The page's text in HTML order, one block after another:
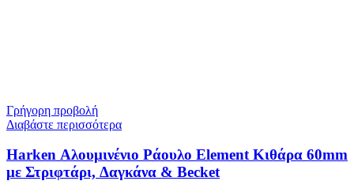
Γρήγορη προβολή
Διαβάστε περισσότερα
Harken Αλουμινένιο Ράουλο Element Κιθάρα 60mm
με Στριφτάρι, Δαγκάνα & Becket